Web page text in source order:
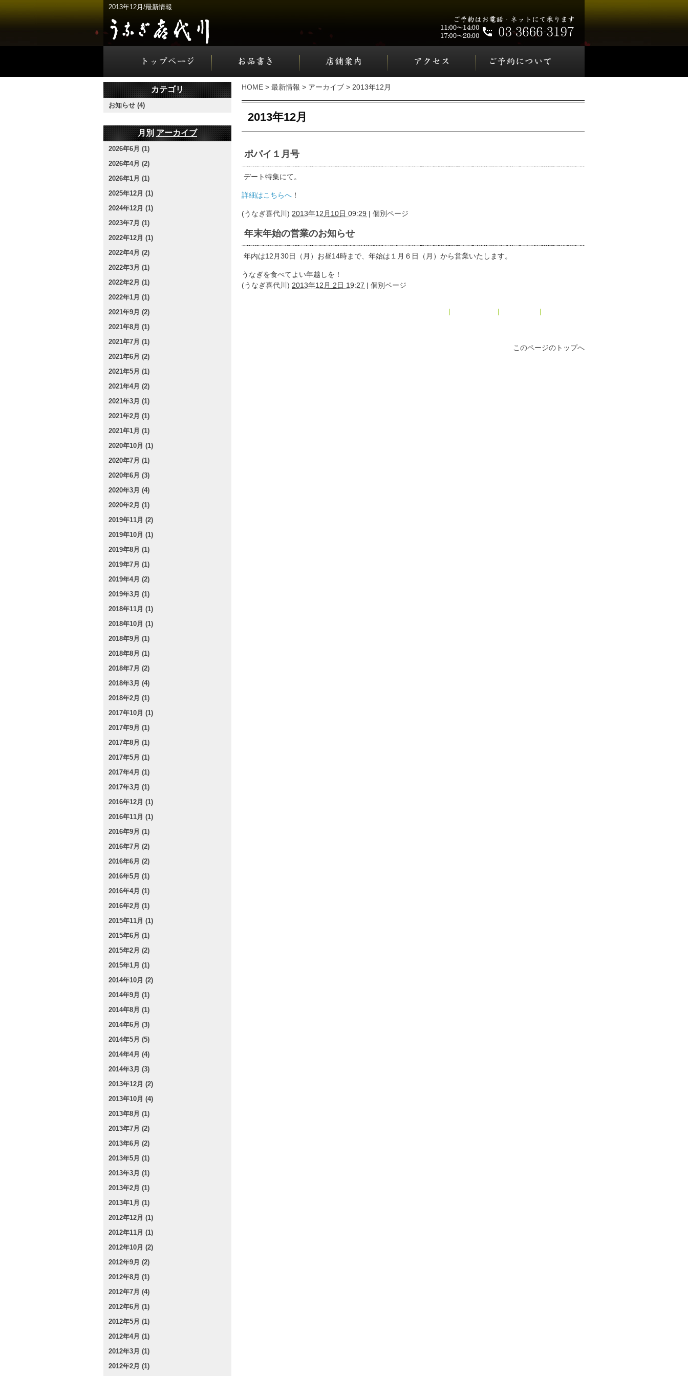
2013年12月/最新情報
HOME > 最新情報 > アーカイブ > 2013年12月
2013年12月
ポパイ１月号
デート特集にて。
詳細はこちらへ ！
(うなぎ喜代川 ) 2013年12月10日 09:29 | 個別ページ
年末年始の営業のお知らせ
年内は12月30日（月）お昼14時まで、年始は１月６日（月）から営業いたします。
うなぎを食べてよい年越しを！
(うなぎ喜代川 ) 2013年12月 2日 19:27 | 個別ページ
| | |
このページのトップへ
カテゴリ
お知らせ (4)
月別アーカイブ
2026年6月 (1)
2026年4月 (2)
2026年1月 (1)
2025年12月 (1)
2024年12月 (1)
2023年7月 (1)
2022年12月 (1)
2022年4月 (2)
2022年3月 (1)
2022年2月 (1)
2022年1月 (1)
2021年9月 (2)
2021年8月 (1)
2021年7月 (1)
2021年6月 (2)
2021年5月 (1)
2021年4月 (2)
2021年3月 (1)
2021年2月 (1)
2021年1月 (1)
2020年10月 (1)
2020年7月 (1)
2020年6月 (3)
2020年3月 (4)
2020年2月 (1)
2019年11月 (2)
2019年10月 (1)
2019年8月 (1)
2019年7月 (1)
2019年4月 (2)
2019年3月 (1)
2018年11月 (1)
2018年10月 (1)
2018年9月 (1)
2018年8月 (1)
2018年7月 (2)
2018年3月 (4)
2018年2月 (1)
2017年10月 (1)
2017年9月 (1)
2017年8月 (1)
2017年5月 (1)
2017年4月 (1)
2017年3月 (1)
2016年12月 (1)
2016年11月 (1)
2016年9月 (1)
2016年7月 (2)
2016年6月 (2)
2016年5月 (1)
2016年4月 (1)
2016年2月 (1)
2015年11月 (1)
2015年6月 (1)
2015年2月 (2)
2015年1月 (1)
2014年10月 (2)
2014年9月 (1)
2014年8月 (1)
2014年6月 (3)
2014年5月 (5)
2014年4月 (4)
2014年3月 (3)
2013年12月 (2)
2013年10月 (4)
2013年8月 (1)
2013年7月 (2)
2013年6月 (2)
2013年5月 (1)
2013年3月 (1)
2013年2月 (1)
2013年1月 (1)
2012年12月 (1)
2012年11月 (1)
2012年10月 (2)
2012年9月 (2)
2012年8月 (1)
2012年7月 (4)
2012年6月 (1)
2012年5月 (1)
2012年4月 (1)
2012年3月 (1)
2012年2月 (1)